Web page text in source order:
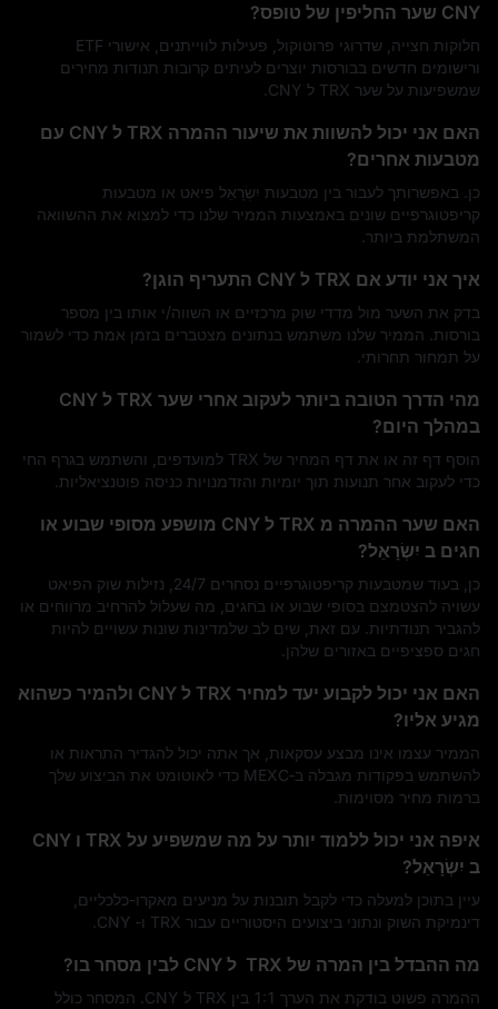
CNY שער החליפין של טופס?
חלוקות חצייה, שדרוגי פרוטוקול, פעילות לווייתנים, אישורי ETF
ורישומים חדשים בבורסות יוצרים לעיתים קרובות תנודות מחירים
שמשפיעות על שער TRX ל CNY‎.
האם אני יכול להשוות את שיעור ההמרה TRX ל CNY עם
מטבעות אחרים?
כן. באפשרותך לעבור בין מטבעות יִשְׂרָאֵל פיאט או מטבעות
קריפטוגרפיים שונים באמצעות הממיר שלנו כדי למצוא את ההשוואה
המשתלמת ביותר.
איך אני יודע אם TRX ל CNY התעריף הוגן?
בדק את השער מול מדדי שוק מרכזיים או השווה/י אותו בין מספר
בורסות. הממיר שלנו משתמש בנתונים מצטברים בזמן אמת כדי לשמור
על תמחור תחרותי.
מהי הדרך הטובה ביותר לעקוב אחרי שער TRX ל CNY
במהלך היום?
הוסף דף זה או את דף המחיר של TRX למועדפים, והשתמש בגרף החי
כדי לעקוב אחר תנועות תוך יומיות והזדמנויות כניסה פוטנציאליות.
האם שער ההמרה מ TRX ל CNY מושפע מסופי שבוע או
חגים ב יִשְׂרָאֵל?
כן, בעוד שמטבעות קריפטוגרפיים נסחרים 24/7, נזילות שוק הפיאט
עשויה להצטמצם בסופי שבוע או בחגים, מה שעלול להרחיב מרווחים או
להגביר תנודתיות. עם זאת, שים לב שלמדינות שונות עשויים להיות
חגים ספציפיים באזורים שלהן.
האם אני יכול לקבוע יעד למחיר TRX ל CNY ולהמיר כשהוא
מגיע אליו?
הממיר עצמו אינו מבצע עסקאות, אך אתה יכול להגדיר התראות או
להשתמש בפקודות מגבלה ב‑MEXC כדי לאוטומט את הביצוע שלך
ברמות מחיר מסוימות.
איפה אני יכול ללמוד יותר על מה שמשפיע על TRX ו CNY
ב יִשְׂרָאֵל?
עיין בתוכן למעלה כדי לקבל תובנות על מניעים מאקרו-כלכליים,
דינמיקת השוק ונתוני ביצועים היסטוריים עבור TRX ו‑ CNY.
מה ההבדל בין המרה של ‎ TRX ל CNY לבין מסחר בו?
ההמרה פשוט בודקת את הערך 1:1 בין TRX ל CNY. המסחר כולל